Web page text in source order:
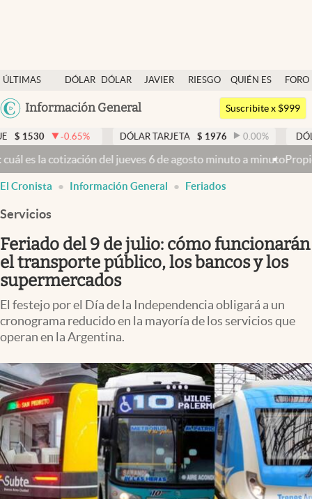
ÚLTIMAS
NOTICIAS
DÓLAR
DÓLAR
JAVIER
RIESGO
QUIÉN ES
QUIÉN
FORO
Argentina
México
Información General
Dólar
Members
Economía y Política
Finanzas y Mercados
Mercados Online
Negocios
Columnistas
Otras secciones
Infotechnology
Clima
Mundial 2026
Eventos Corporativos
El Cronista Studio
Mediakit
Suscribite x $999
-0.65% DÓLAR TARJETA $ 1976 0.00 % DÓLAR MEP $
6 de agosto minuto a minutoPropiedad privada: mientras el
El Cronista Información General Feriados
Servicios
Feriado del 9 de julio: cómo funcionarán
el transporte público, los bancos y los
supermercados
El festejo por el Día de la Independencia obligará a un
cronograma reducido en la mayoría de los servicios que
operan en la Argentina.